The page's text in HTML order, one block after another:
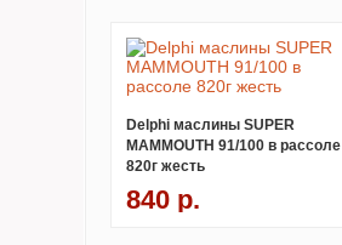
Delphi маслины SUPER
MAMMOUTH 91/100 в рассоле
820г жесть
840 р.